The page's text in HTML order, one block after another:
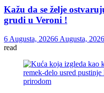
Kažu da se želje
grudi u Veroni !
6 Augusta, 20266 Augusta, 2026
read